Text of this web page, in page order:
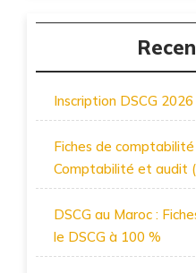
Inscription DSCG 2026
Fiches de comptabilité
Comptabilité et audit
DSCG au Maroc :
le DSCG à 100 %